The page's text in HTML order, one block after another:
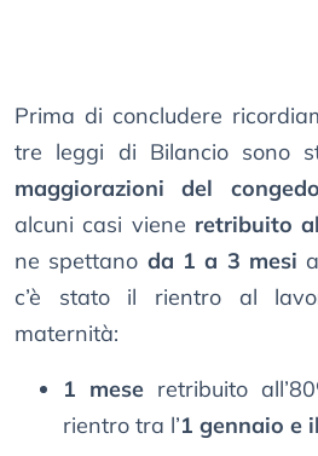
Prima di concludere
tre leggi di Bilancio sono
maggiorazioni del
alcuni casi viene retribuito
ne spettano da 1 a 3 mesi
c’è stato il rientro al
maternità:
1 mese retribuito
rientro tra l’1 gennaio e